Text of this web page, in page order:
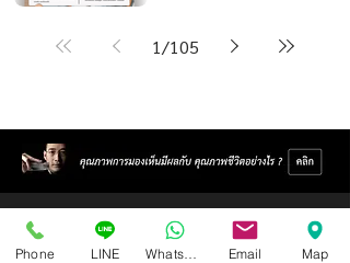
1/105
Phone LINE Email Map